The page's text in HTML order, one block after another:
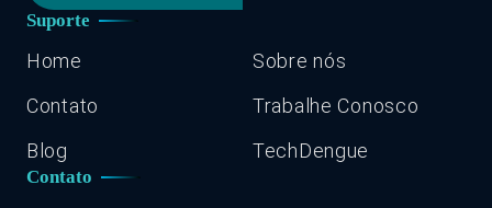
Suporte
Home
Sobre nós
Contato
Trabalhe Conosco
Blog
TechDengue
Contato